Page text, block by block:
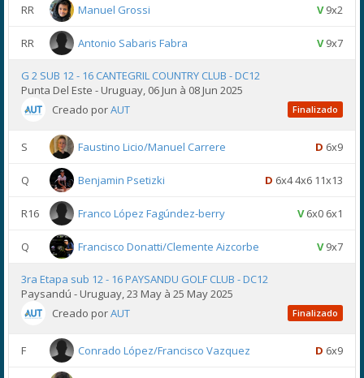
RR Manuel Grossi V9x2
RR Antonio Sabaris Fabra V9x7
G 2 SUB 12 - 16 CANTEGRIL COUNTRY CLUB - DC12
Punta Del Este - Uruguay, 06 Jun à 08 Jun 2025
Creado porAUT Finalizado
S Faustino Licio/Manuel Carrere D 6x9
Q Benjamin Psetizki D 6x4 4x6 11x13
R16 Franco López Fagúndez-berry V6x0 6x1
Q Francisco Donatti/Clemente Aizcorbe V9x7
3ra Etapa sub 12 - 16 PAYSANDU GOLF CLUB - DC12
Paysandú - Uruguay, 23 May à 25 May 2025
Creado porAUT Finalizado
F Conrado López/Francisco Vazquez D 6x9